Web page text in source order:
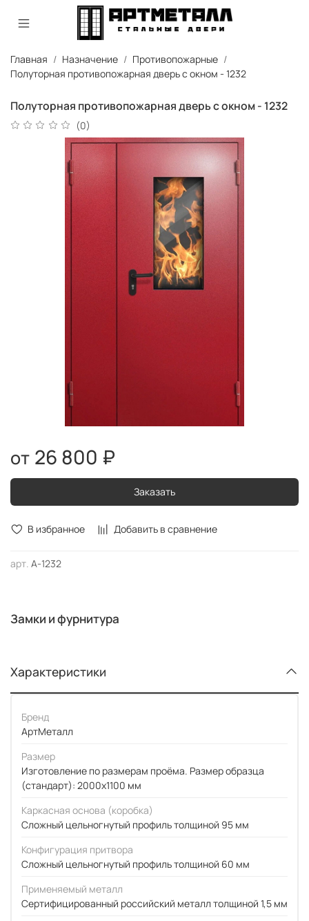
Главная Назначение
Противопожарные
Полуторная противопожарная дверь с окном - 1232
Полуторная противопожарная дверь с окном - 1232
(0)
В избранное Добавить в сравнение
арт. А-1232
26 800 ₽
Заказать
Замки и фурнитура
Характеристики
Бренд
АртМеталл
Размер
Изготовление по размерам проёма. Размер образца
(стандарт): 2000x1100 мм
Каркасная основа (коробка)
Сложный цельногнутый профиль толщиной 95 мм
Конфигурация притвора
Сложный цельногнутый профиль толщиной 60 мм
Применяемый металл
Сертифицированный российский металл толщиной 1,5 мм